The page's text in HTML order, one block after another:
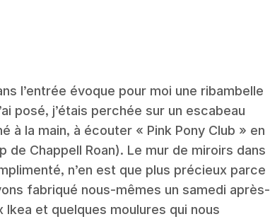
l’entrée évoque pour moi une ribambelle
posé, j’étais perchée sur un escabeau
à la main, à écouter « Pink Pony Club » en
de Chappell Roan). Le mur de miroirs dans
n’en est que plus précieux parce
fabriqué nous-mêmes un samedi après-
Ikea et quelques moulures qui nous